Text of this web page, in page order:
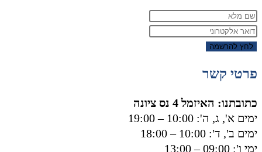
לחץ להרשמה
פרטי קשר
כתובתנו: האיזמל 4 נס ציונה
ימים א', ג, ה': 10:00 – 19:00
ימים ב', ד': 10:00 – 18:00
ימי ו': 09:00 – 13:00